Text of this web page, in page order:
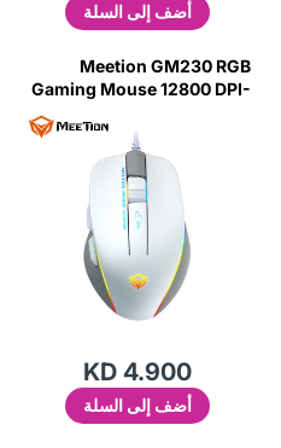
أضف إلى السلة
Meetion GM230 RGB
Gaming Mouse 12800 DPI-
KD 4.900
أضف إلى السلة